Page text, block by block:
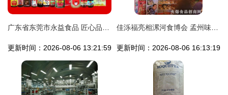
更新时间：2026-08-06 13:21:59 更新时间：2026-08-06 16:13:19